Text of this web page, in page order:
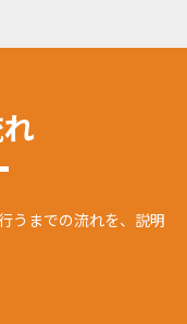
うまでの流れを、説明